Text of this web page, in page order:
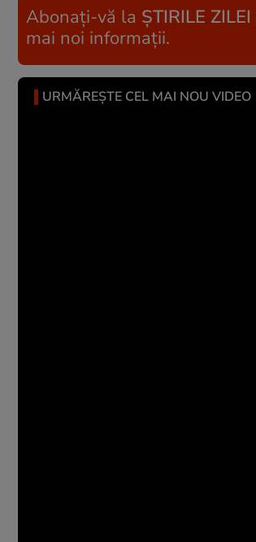
Abonați-vă la ȘTIRILE ZILEI
mai noi informații.
URMĂREȘTE CEL MAI NOU VIDEO